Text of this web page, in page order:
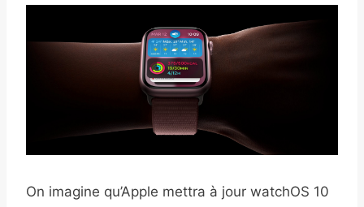
On imagine qu’Apple mettra à jour watchOS 10